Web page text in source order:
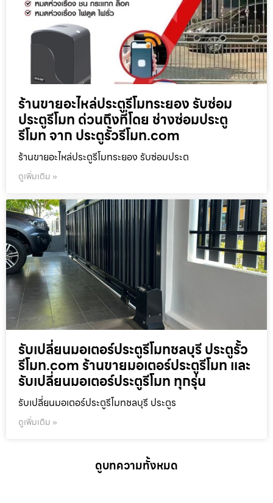
ร้านขายอะไหล่ประตูรีโมทระยอง รับซ่อม
ประตูรีโมท ด่วนถึงที่โดย ช่างซ่อมประตู
รีโมท จาก ประตูรั้วรีโมท.com
ร้านขายอะไหล่ประตูรีโมทระยอง รับซ่อมประต
ดูเพิ่มเติม »
รับเปลี่ยนมอเตอร์ประตูรีโมทชลบุรี ประตูรั้ว
รีโมท.com ร้านขายมอเตอร์ประตูรีโมท และ
รับเปลี่ยนมอเตอร์ประตูรีโมท ทุกรุ่น
รับเปลี่ยนมอเตอร์ประตูรีโมทชลบุรี ประตูร
ดูเพิ่มเติม »
ดูบทความทั้งหมด